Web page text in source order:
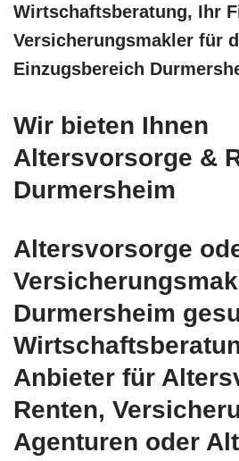
Wirtschaftsberatung, Ihr
Versicherungsmakler für
Einzugsbereich
Wir bieten Ihnen
Altersvorsorge &
Durmersheim
Altersvorsorge
Durmersheim
Anbieter für
Renten,
Agenturen oder